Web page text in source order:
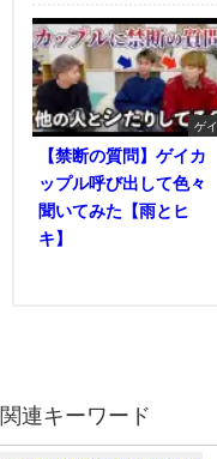
ゲイ
【禁断の質問】ゲイカ
ップル呼び出して色々
聞いてみた【雨とヒ
キ】
関連キーワード